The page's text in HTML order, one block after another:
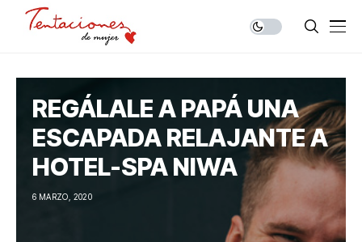
REGÁLALE A PAPÁ UNA
ESCAPADA RELAJANTE A
HOTEL-SPA NIWA
6 MARZO, 2020